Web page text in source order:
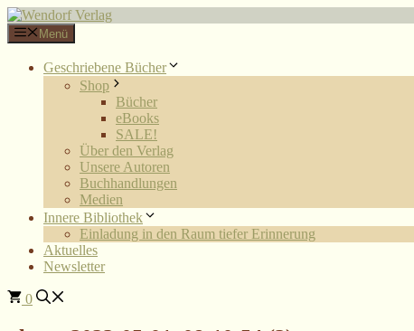
Zum
Inhalt
springen
Menü
Geschriebene Bücher
Shop
Bücher
eBooks
SALE!
Über den Verlag
Unsere Autoren
Buchhandlungen
Medien
Innere Bibliothek
Einladung in den Raum tiefer Erinnerung
Aktuelles
Newsletter
0